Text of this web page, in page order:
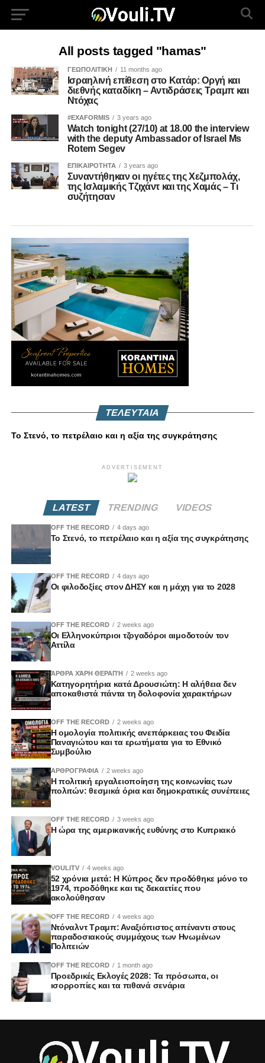
All posts tagged "hamas"
ΓΕΩΠΟΛΙΤΙΚΗ 11 months ago
Ισραηλινή επίθεση στο Κατάρ: Οργή και
διεθνής καταδίκη – Αντιδράσεις Τραμπ και
Ντόχας
#EXAFORMIS 3 years ago
Watch tonight (27/10) at 18.00 the interview
with the deputy Ambassador of Israel Ms
Rotem Segev
ΕΠΙΚΑΙΡΟΤΗΤΑ 3 years ago
Συναντήθηκαν οι ηγέτες της Χεζμπολάχ,
της Ισλαμικής Τζιχάντ και της Χαμάς – Τι
συζήτησαν
ΤΕΛΕΥΤΑΙΑ
Το Στενό, το πετρέλαιο και η αξία της συγκράτησης
ADVERTISEMENT
LATEST TRENDING VIDEOS
OFF THE RECORD 4 days ago
Το Στενό, το πετρέλαιο και η αξία της συγκράτησης
OFF THE RECORD 4 days ago
Οι φιλοδοξίες στον ΔΗΣΥ και η μάχη για το 2028
OFF THE RECORD 2 weeks ago
Οι Ελληνοκύπριοι τζογαδόροι αιμοδοτούν τον
Αττίλα
ΆΡΘΡΑ ΧΆΡΗ ΘΕΡΑΠΉ 2 weeks ago
Κατηγορητήρια κατά Δρουσιώτη: Η αλήθεια δεν
αποκαθιστά πάντα τη δολοφονία χαρακτήρων
OFF THE RECORD 2 weeks ago
Η ομολογία πολιτικής ανεπάρκειας του Φειδία
Παναγιώτου και τα ερωτήματα για το Εθνικό
Συμβούλιο
ΑΡΘΡΟΓΡΑΦΙΑ 2 weeks ago
Η πολιτική εργαλειοποίηση της κοινωνίας των
πολιτών: θεσμικά όρια και δημοκρατικές συνέπειες
OFF THE RECORD 3 weeks ago
Η ώρα της αμερικανικής ευθύνης στο Κυπριακό
VOULITV 4 weeks ago
52 χρόνια μετά: Η Κύπρος δεν προδόθηκε μόνο το
1974, προδόθηκε και τις δεκαετίες που
ακολούθησαν
OFF THE RECORD 4 weeks ago
Ντόναλντ Τραμπ: Αναξιόπιστος απέναντι στους
παραδοσιακούς συμμάχους των Ηνωμένων
Πολιτειών
OFF THE RECORD 1 month ago
Προεδρικές Εκλογές 2028: Τα πρόσωπα, οι
ισορροπίες και τα πιθανά σενάρια